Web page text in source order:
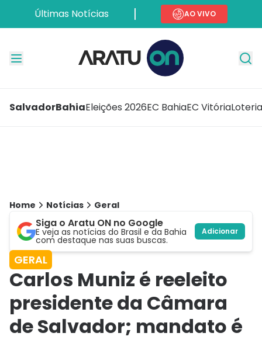
Últimas Notícias AO VIVO
SalvadorBahiaEleições 2026EC BahiaEC Vitória
Home Notícias Geral
Siga o Aratu ON no Google
E veja as notícias do Brasil e da Bahia
com destaque nas suas buscas.
Adicionar
GERAL
Carlos Muniz é reeleito
presidente da Câmara
de Salvador; mandato é